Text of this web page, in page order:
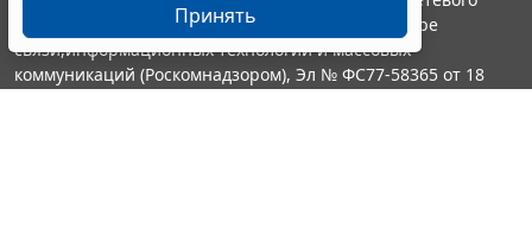
Принять
издания Федеральной службой по надзору в сфере
связи,информационных технологий и массовых
коммуникаций (Роскомнадзором), Эл № ФС77-58365 от 18